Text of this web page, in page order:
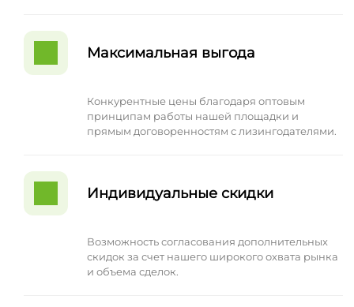
Максимальная выгода
Конкурентные цены благодаря оптовым
принципам работы нашей площадки и
прямым договоренностям с лизингодателями.
Индивидуальные скидки
Возможность согласования дополнительных
скидок за счет нашего широкого охвата рынка
и объема сделок.